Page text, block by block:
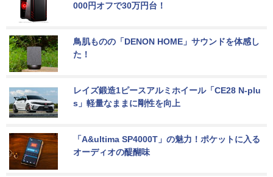
000円オフで30万円台！
鳥肌ものの「DENON HOME」サウンドを体感し
た！
レイズ鍛造1ピースアルミホイール「CE28 N-plu
s」軽量なままに剛性を向上
「A&ultima SP4000T」の魅力！ポケットに入る
オーディオの醍醐味